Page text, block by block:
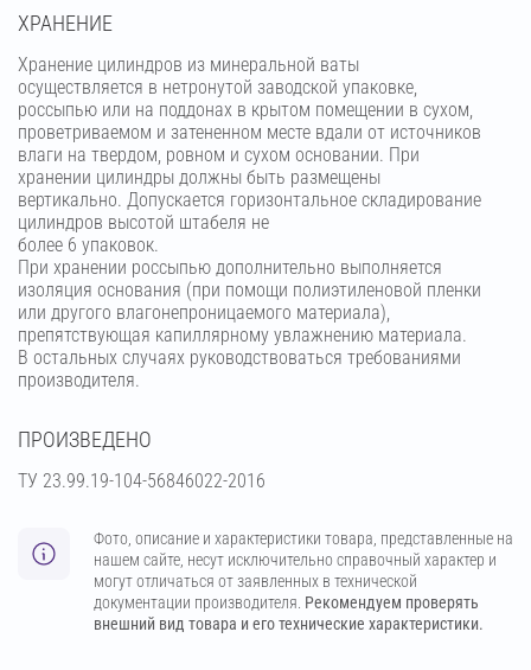
ХРАНЕНИЕ
Хранение цилиндров из минеральной ваты
осуществляется в нетронутой заводской упаковке,
россыпью или на поддонах в крытом помещении в сухом,
проветриваемом и затененном месте вдали от источников
влаги на твердом, ровном и сухом основании. При
хранении цилиндры должны быть размещены
вертикально. Допускается горизонтальное складирование
цилиндров высотой штабеля не
более 6 упаковок.
При хранении россыпью дополнительно выполняется
изоляция основания (при помощи полиэтиленовой пленки
или другого влагонепроницаемого материала),
препятствующая капиллярному увлажнению материала.
В остальных случаях руководствоваться требованиями
производителя.
ПРОИЗВЕДЕНО
ТУ 23.99.19-104-56846022-2016
Фото, описание и характеристики товара, представленные на
нашем сайте, несут исключительно справочный характер и
могут отличаться от заявленных в технической
документации производителя. Рекомендуем проверять
внешний вид товара и его технические характеристики.